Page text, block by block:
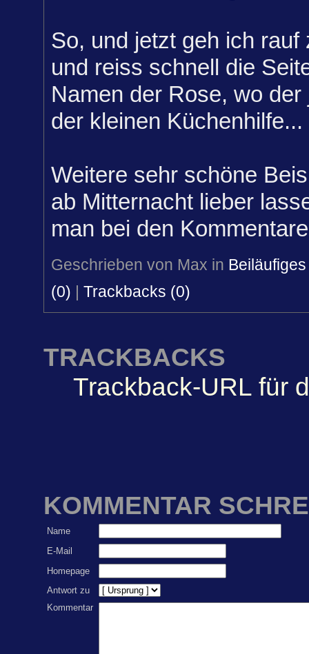
So, und jetzt geh ich rauf
und reiss schnell die
Namen der Rose, wo
der kleinen Küchenhilfe...
Weitere sehr schöne
ab Mitternacht lieber
man bei den
Geschrieben von Max in Beiläufiges
(0)
Trackbacks (0)
TRACKBACKS
Trackback-URL für
KOMMENTAR
Name
E-Mail
Homepage
Antwort zu
Kommentar